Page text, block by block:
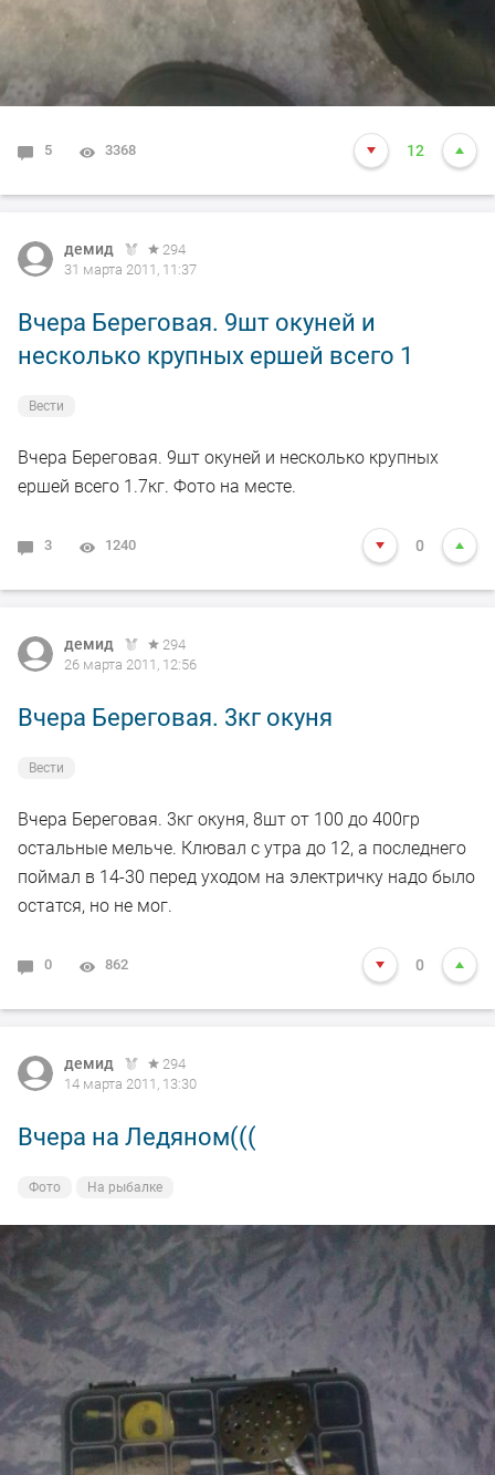
5 3368 12
демид
294
31 марта 2011, 11:37
Вчера Береговая. 9шт окуней и
несколько крупных ершей всего 1
Вести
Вчера Береговая. 9шт окуней и несколько крупных
ершей всего 1.7кг. Фото на месте.
3 1240 0
демид
294
26 марта 2011, 12:56
Вчера Береговая. 3кг окуня
Вести
Вчера Береговая. 3кг окуня, 8шт от 100 до 400гр
остальные мельче. Клювал с утра до 12, а последнего
поймал в 14-30 перед уходом на электричку надо было
остатся, но не мог.
0 862 0
демид
294
14 марта 2011, 13:30
Вчера на Ледяном(((
Фото На рыбалке